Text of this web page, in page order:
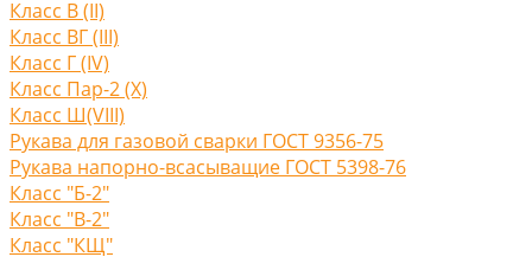
Класс В (II)
Класс ВГ (III)
Класс Г (IV)
Класс Пар-2 (X)
Класс Ш(VIII)
Рукава для газовой сварки ГОСТ 9356-75
Рукава напорно-всасыващие ГОСТ 5398-76
Класс "Б-2"
Класс "В-2"
Класс "КЩ"